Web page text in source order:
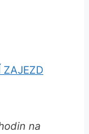
ZAJEZD
na